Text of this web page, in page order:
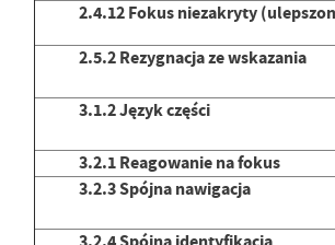
2.4.12 Fokus niezakryty
2.5.2 Rezygnacja ze wskazania
3.1.2 Język części
3.2.1 Reagowanie na fokus
3.2.3 Spójna nawigacja